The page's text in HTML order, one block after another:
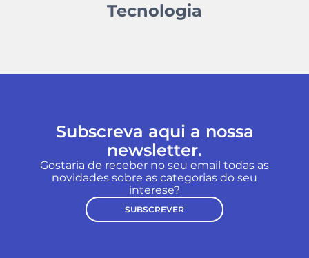
Tecnologia
Subscreva aqui a nossa
newsletter.
Gostaria de receber no seu email todas as
novidades sobre as categorias do seu
interese?
SUBSCREVER